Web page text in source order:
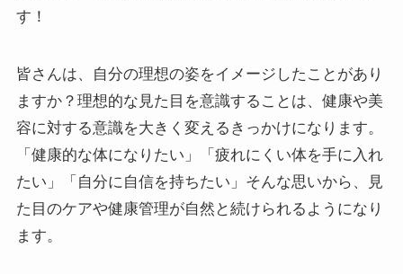
す！
皆さんは、自分の理想の姿をイメージしたことがあり
ますか？理想的な見た目を意識することは、健康や美
容に対する意識を大きく変えるきっかけになります。
「健康的な体になりたい」「疲れにくい体を手に入れ
たい」「自分に自信を持ちたい」そんな思いから、見
た目のケアや健康管理が自然と続けられるようになり
ます。